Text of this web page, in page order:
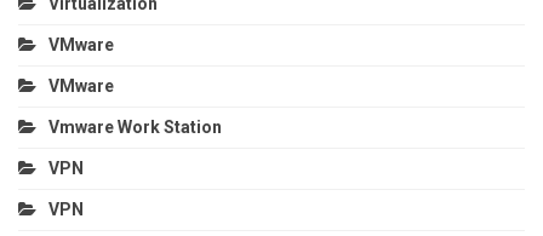
Virtualization
VMware
VMware
Vmware Work Station
VPN
VPN